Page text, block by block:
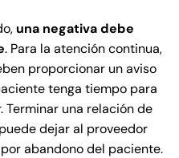
una negativa debe
. Para la atención continua,
proporcionar un aviso
tenga tiempo para
una relación de
dejar al proveedor
abandono del paciente.